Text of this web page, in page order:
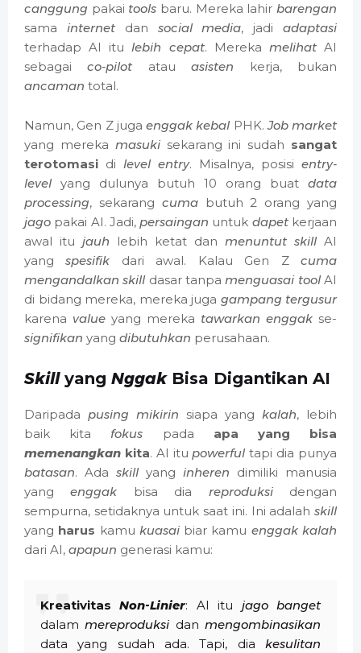
canggung pakai tools baru. Mereka lahirbarengan
sama internetdan social media, jadiadaptasi
terhadap AI itulebih cepat. Mereka melihatAI
sebagaico-pilot atauasisten kerja, bukan
ancaman total.
Namun, Gen Z juga enggak kebalPHK.Job market
yang mereka masukisekarang ini sudah sangat
terotomasi di level entry. Misalnya, posisi entry-
levelyang dulunya butuh 10 orang buat data
processing, sekarang cumabutuh 2 orang yang
jago pakai AI. Jadi,persaingan untuk dapetkerjaan
awal itu jauh lebih ketat dan menuntut skillAI
yangspesifik dari awal. Kalau Gen Zcuma
mengandalkan skilldasar tanpamenguasai toolAI
di bidang mereka, mereka juga gampang tergusur
karena value yang mereka tawarkan enggak se-
signifikan yang dibutuhkan perusahaan.
Skillyang NggakBisa Digantikan AI
Daripada pusing mikirin siapa yang kalah, lebih
baik kita fokus pada apa yang bisa
memenangkan kita. AI itupowerfultapi dia punya
batasan. Ada skillyang inheren dimiliki manusia
yangenggak bisa dia reproduksidengan
sempurna, setidaknya untuk saat ini. Ini adalah skill
yang harus kamu kuasaibiar kamu enggak kalah
dari AI, apapun generasi kamu:
KreativitasNon-Linier: AI itu jago banget
dalammereproduksi danmengombinasikan
data yang sudah ada. Tapi, dia kesulitan